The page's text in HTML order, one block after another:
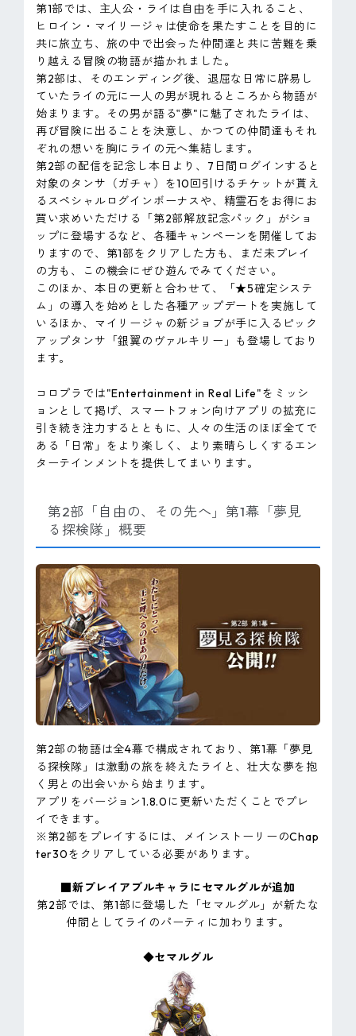
第1部では、主人公・ライは自由を手に入れること、
ヒロイン・マイリージャは使命を果たすことを目的に
共に旅立ち、旅の中で出会った仲間達と共に苦難を乗
り越える冒険の物語が描かれました。
第2部は、そのエンディング後、退屈な日常に辟易し
ていたライの元に一人の男が現れるところから物語が
始まります。その男が語る‟夢"に魅了されたライは、
再び冒険に出ることを決意し、かつての仲間達もそれ
ぞれの想いを胸にライの元へ集結します。
第2部の配信を記念し本日より、7日間ログインすると
対象のタンサ（ガチャ）を10回引けるチケットが貰え
るスペシャルログインボーナスや、精霊石をお得にお
買い求めいただける「第2部解放記念パック」がショ
ップに登場するなど、各種キャンペーンを開催してお
りますので、第1部をクリアした方も、まだ未プレイ
の方も、この機会にぜひ遊んでみてください。
このほか、本日の更新と合わせて、「★5確定システ
ム」の導入を始めとした各種アップデートを実施して
いるほか、マイリージャの新ジョブが手に入るピック
アップタンサ「銀翼のヴァルキリー」も登場しており
ます。
コロプラでは"Entertainment in Real Life"をミッシ
ョンとして掲げ、スマートフォン向けアプリの拡充に
引き続き注力するとともに、人々の生活のほぼ全てで
ある「日常」をより楽しく、より素晴らしくするエン
ターテインメントを提供してまいります。
第2部「自由の、その先へ」第1幕「夢見
る探検隊」概要
第2部の物語は全4幕で構成されており、第1幕「夢見
る探検隊」は激動の旅を終えたライと、壮大な夢を抱
く男との出会いから始まります。
アプリをバージョン1.8.0に更新いただくことでプレ
イできます。
※第2部をプレイするには、メインストーリーのChap
ter30をクリアしている必要があります。
■新プレイアブルキャラにセマルグルが追加
第2部では、第1部に登場した「セマルグル」が新たな
仲間としてライのパーティに加わります。
◆セマルグル